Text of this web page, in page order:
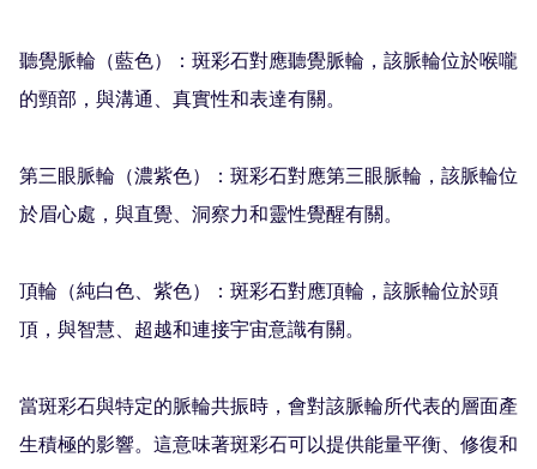
聽覺脈輪（藍色）：斑彩石對應聽覺脈輪，該脈輪位於喉嚨
的頸部，與溝通、真實性和表達有關。
第三眼脈輪（濃紫色）：斑彩石對應第三眼脈輪，該脈輪位
於眉心處，與直覺、洞察力和靈性覺醒有關。
頂輪（純白色、紫色）：斑彩石對應頂輪，該脈輪位於頭
頂，與智慧、超越和連接宇宙意識有關。
當斑彩石與特定的脈輪共振時，會對該脈輪所代表的層面產
生積極的影響。這意味著斑彩石可以提供能量平衡、修復和